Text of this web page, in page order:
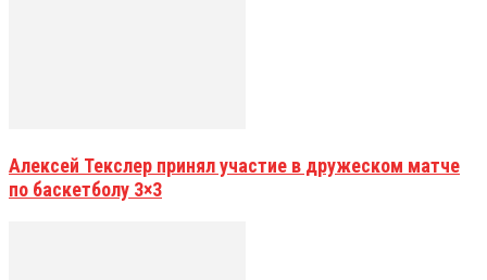
Алексей Текслер принял участие в дружеском матче
по баскетболу 3×3